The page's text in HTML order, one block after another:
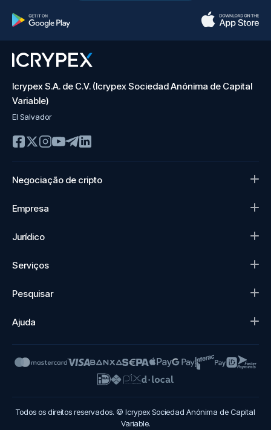
Icrypex S.A. de C.V. (Icrypex Sociedad Anónima de Capital
Variable)
El Salvador
Negociação de cripto
Empresa
Jurídico
Serviços
Pesquisar
Ajuda
Todos os direitos reservados. © Icrypex Sociedad Anónima de Capital
Variable.